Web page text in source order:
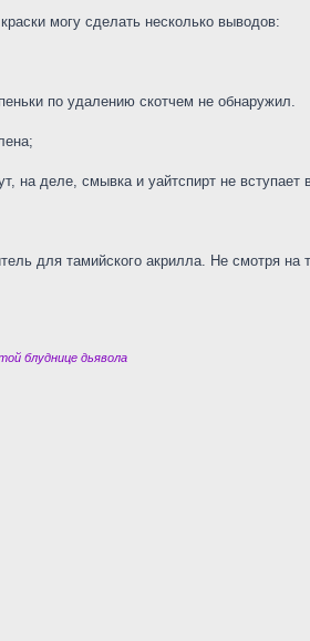
могу сделать несколько выводов:
по удалению скотчем не обнаружил.
на деле, смывка и уайтспирт не вступает
для тамийского акрилла. Не смотря на
блуднице дьявола